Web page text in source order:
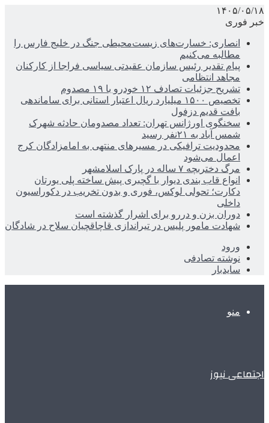
۱۴۰۵/۰۵/۱۸
خبر فوری
انصاری: خسارت‌های زیست‌محیطی جنگ در خلیج فارس را
مطالبه‌ می‌کنیم
پیام تقدیر رئیس سازمان عقیدتی سیاسی فراجا از کارکنان
مجاهد انتظامی
تشریح جزئیات تصادف ۱۲ خودرو با ۱۹ مصدوم
تخصیص ۱۵۰۰ میلیارد ریال اعتبار استانی برای ساماندهی
بافت قدیم دزفول
سخنگوی اورژانس تهران: تعداد مصدومان حادثه شهرک
شمس آباد به ۲۱نفر رسید
محدودیت ترافیکی در مسیرهای منتهی به امامزادگان کرج
اعمال می‌شود
مرگ دختربچه ۷ ساله در پارک اسلامشهر
انواع قاب بندی دیوار با گچبری پیش ساخته پلی یورتان
دکارت؛ تحولی لوکس، فوری و بدون تخریب در دکوراسیون
داخلی
دوران بزن و دررو برای اشرار گذشته است
شهادت مامور پلیس در تیراندازی قاچاقچیان سلاح در شادگان
ورود
نوشته تصادفی
سایدبار
منو
اجتماعی نیوز